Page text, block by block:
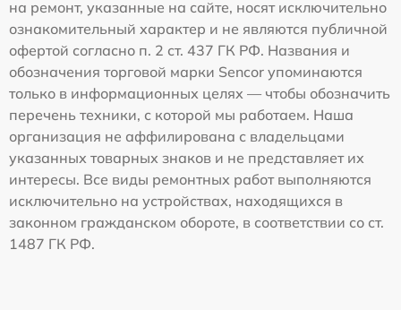
на ремонт, указанные на сайте, носят исключительно
ознакомительный характер и не являются публичной
офертой согласно п. 2 ст. 437 ГК РФ. Названия и
обозначения торговой марки Sencor упоминаются
только в информационных целях — чтобы обозначить
перечень техники, с которой мы работаем. Наша
организация не аффилирована с владельцами
указанных товарных знаков и не представляет их
интересы. Все виды ремонтных работ выполняются
исключительно на устройствах, находящихся в
законном гражданском обороте, в соответствии со ст.
1487 ГК РФ.